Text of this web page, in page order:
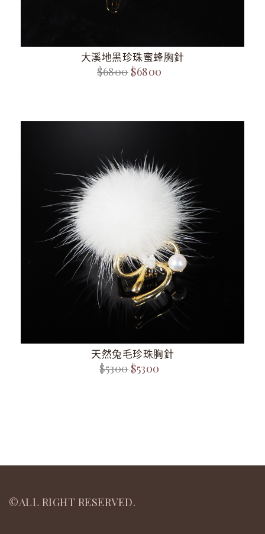
大溪地黑珍珠蜜蜂胸針
$6800 $6800
天然兔毛珍珠胸針
$5300 $5300
©ALL RIGHT RESERVED.